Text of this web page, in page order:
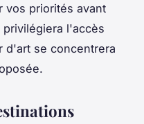
vos priorités avant
l'accès
d'art se concentrera